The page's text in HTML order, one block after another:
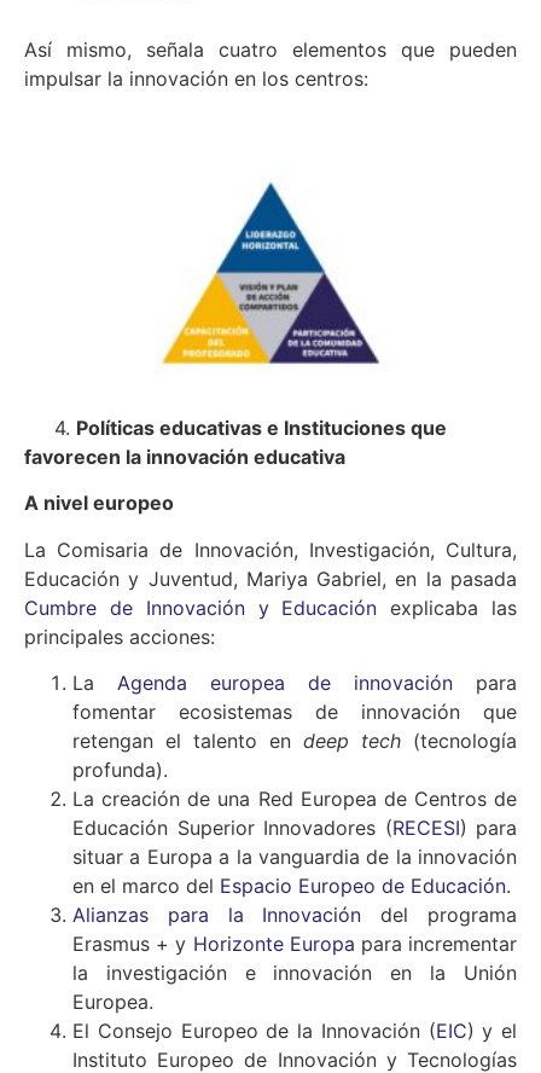
Así mismo, señala cuatro elementos que pueden
impulsar la innovación en los centros:
4. Políticas educativas e Instituciones que
favorecen la innovación educativa
A nivel europeo
La Comisaria de Innovación, Investigación, Cultura,
Educación y Juventud, Mariya Gabriel, en la pasada
Cumbre de Innovación y Educación explicaba las
principales acciones:
La Agenda europea de innovación para
fomentar ecosistemas de innovación que
retengan el talento en deep tech (tecnología
profunda).
La creación de una Red Europea de Centros de
Educación Superior Innovadores (RECESI) para
situar a Europa a la vanguardia de la innovación
en el marco del Espacio Europeo de Educación.
Alianzas para la Innovación del programa
Erasmus + y Horizonte Europa para incrementar
la investigación e innovación en la Unión
Europea.
El Consejo Europeo de la Innovación (EIC) y el
Instituto Europeo de Innovación y Tecnologías